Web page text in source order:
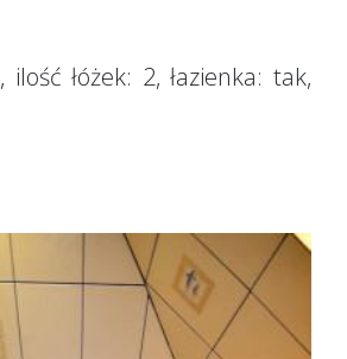
, ilość łóżek: 2, łazienka:tak,